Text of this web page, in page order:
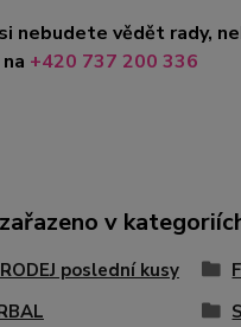
nebudete vědět rady,
+420 737 200 336
v
poslední kusy